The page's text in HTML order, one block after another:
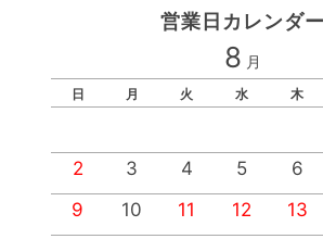
営業日カレンダー
8 月
日 月 火 水 木
2
3 4 5 6
9
10 11 12 13